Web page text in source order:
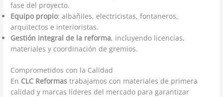
fase del proyecto.
Equipo propio: albañiles, electricistas, fontaneros,
arquitectos e interioristas.
Gestión integral de la reforma, incluyendo licencias,
materiales y coordinación de gremios.
Comprometidos con la Calidad
En CLC Reformas trabajamos con materiales de primera
calidad y marcas líderes del mercado para garantizar